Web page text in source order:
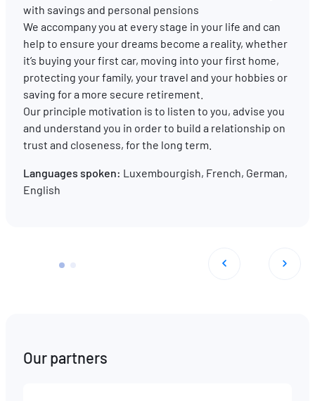
with savings and personal pensions
We accompany you at every stage in your life and can
help to ensure your dreams become a reality, whether
it’s buying your first car, moving into your first home,
protecting your family, your travel and your hobbies or
saving for a more secure retirement.
Our principle motivation is to listen to you, advise you
and understand you in order to build a relationship on
trust and closeness, for the long term.
Languages spoken: Luxembourgish, French, German,
English
Our partners